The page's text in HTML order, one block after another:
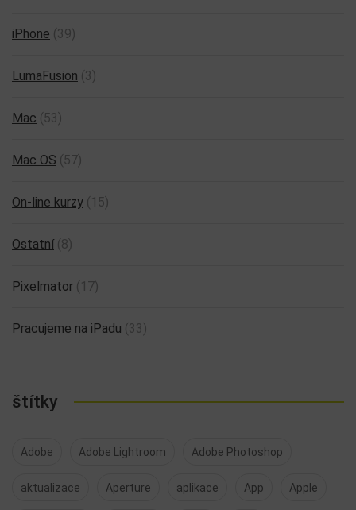
iPhone (39)
LumaFusion (3)
Mac (53)
Mac OS (57)
On-line kurzy (15)
Ostatní (8)
Pixelmator (17)
Pracujeme na iPadu (33)
štítky
Adobe Adobe Lightroom Adobe Photoshop
aktualizace Aperture aplikace App Apple